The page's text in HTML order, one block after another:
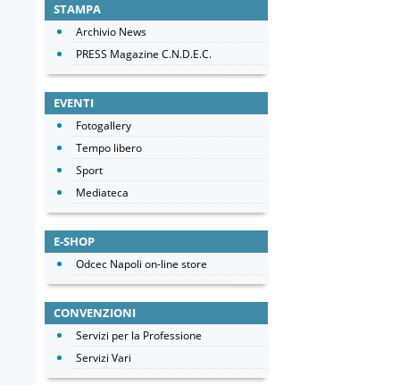
STAMPA
Archivio News
PRESS Magazine C.N.D.E.C.
EVENTI
Fotogallery
Tempo libero
Sport
Mediateca
E-SHOP
Odcec Napoli on-line store
CONVENZIONI
Servizi per la Professione
Servizi Vari